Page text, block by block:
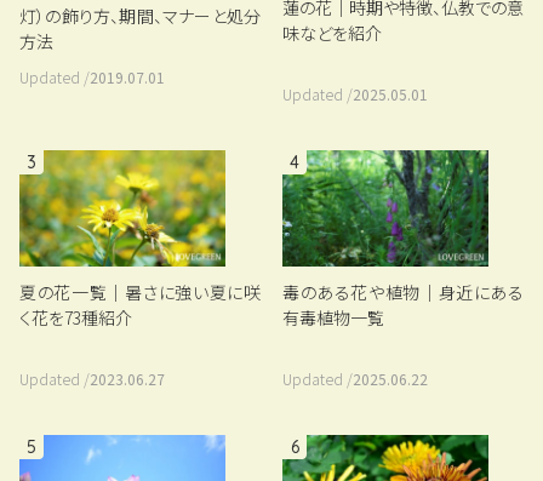
灯）の飾り方、期間、マナーと処分
方法
Updated /2019.07.01
蓮の花｜時期や特徴、仏教での意
味などを紹介
Updated /2025.05.01
3
夏の花一覧｜暑さに強い夏に咲
く花を73種紹介
Updated /2023.06.27
4
毒のある花や植物｜身近にある
有毒植物一覧
Updated /2025.06.22
5 6